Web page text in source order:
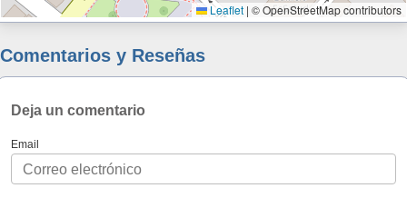
Leaflet | © OpenStreetMap contributors
Comentarios y Reseñas
Deja un comentario
Email